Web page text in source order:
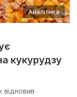
Аналітика
кукурудзу
відновив